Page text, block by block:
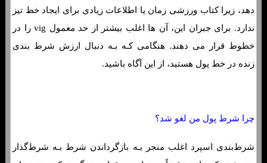
دهد، زیرا کتاب ورزشی زمان یا اطلاعات زیادی برای ایجاد خط تیز
ندارد. برای جبران این، آن ها اغلب بیشتر از حد معمول vig را در
خطوط قرار می دهند. هنگامی کـه بـه دنبال ارزش شرط بندی
زنده در خط پول هستید، از این آگاه باشید.
چرا شرط پول من لغو شد؟
شرط‌بندی اسپرد اغلب منجر بـه بازگرداندن شرط بـه شرط‌گذار